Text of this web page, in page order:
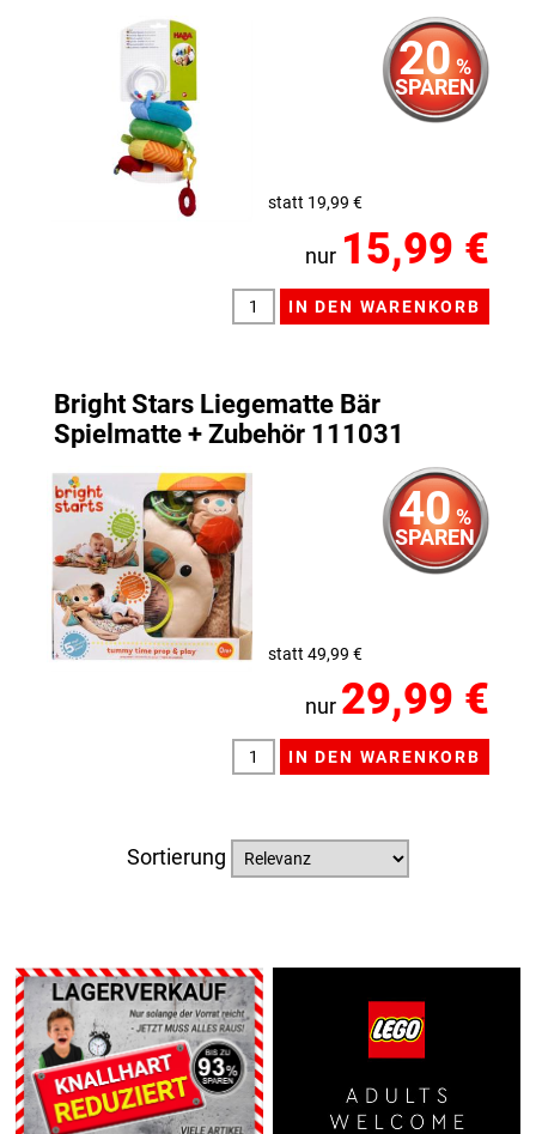
20 %
SPAREN
statt 19,99 €
nur 15,99 €
Bright Stars Liegematte Bär
Spielmatte + Zubehör 111031
40 %
SPAREN
statt 49,99 €
nur 29,99 €
Sortierung